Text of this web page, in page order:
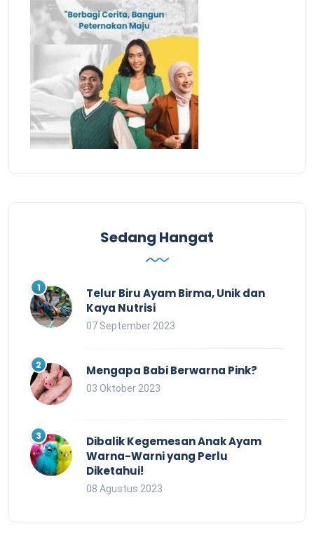
Sedang Hangat
Telur Biru Ayam Birma, Unik dan
Kaya Nutrisi
07 September 2023
Mengapa Babi Berwarna Pink?
03 Oktober 2023
Dibalik Kegemesan Anak Ayam
Warna-Warni yang Perlu
Diketahui!
08 Agustus 2023